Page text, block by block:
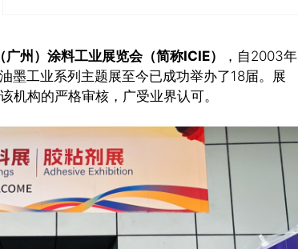
广州）涂料工业展览会（简称ICIE）
，自2003年
墨工业系列主题展至今已成功举办了18届。展
机构的严格审核，广受业界认可。